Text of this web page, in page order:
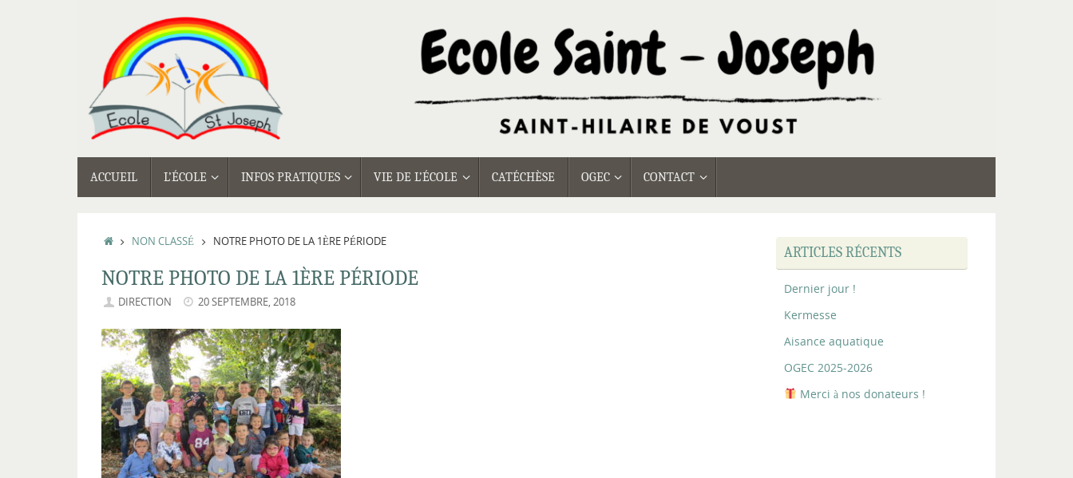
AU
CONTENU
ACCUEIL L’ÉCOLE INFOS PRATIQUES VIE DE L’ÉCOLE CATÉCHÈSE OGEC CONTACT
ACCUEIL
NON CLASSÉ NOTRE PHOTO DE LA 1ÈRE PÉRIODE
NOTRE PHOTO DE LA 1ÈRE PÉRIODE
DIRECTION 20 SEPTEMBRE, 2018
ARTICLES RÉCENTS
Dernier jour !
Kermesse
Aisance aquatique
OGEC 2025-2026
Merci à nos donateurs !